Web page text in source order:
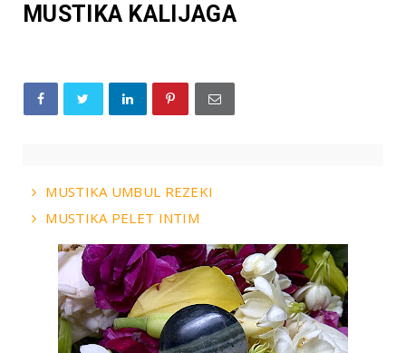
MUSTIKA KALIJAGA
MUSTIKA UMBUL REZEKI
MUSTIKA PELET INTIM